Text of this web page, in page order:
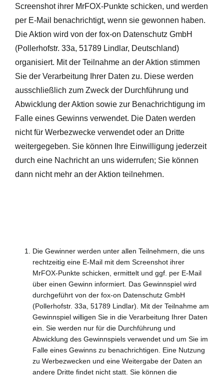
Screenshot ihrer MrFOX-Punkte schicken, und werden
per E-Mail benachrichtigt, wenn sie gewonnen haben.
Die Aktion wird von der fox-on Datenschutz GmbH
(Pollerhofstr. 33a, 51789 Lindlar, Deutschland)
organisiert. Mit der Teilnahme an der Aktion stimmen
Sie der Verarbeitung Ihrer Daten zu. Diese werden
ausschließlich zum Zweck der Durchführung und
Abwicklung der Aktion sowie zur Benachrichtigung im
Falle eines Gewinns verwendet. Die Daten werden
nicht für Werbezwecke verwendet oder an Dritte
weitergegeben. Sie können Ihre Einwilligung jederzeit
durch eine Nachricht an uns widerrufen; Sie können
dann nicht mehr an der Aktion teilnehmen.
Die Gewinner werden unter allen Teilnehmern, die uns
rechtzeitig eine E-Mail mit dem Screenshot ihrer
MrFOX-Punkte schicken, ermittelt und ggf. per E-Mail
über einen Gewinn informiert. Das Gewinnspiel wird
durchgeführt von der fox-on Datenschutz GmbH
(Pollerhofstr. 33a, 51789 Lindlar). Mit der Teilnahme am
Gewinnspiel willigen Sie in die Verarbeitung Ihrer Daten
ein. Sie werden nur für die Durchführung und
Abwicklung des Gewinnspiels verwendet und um Sie im
Falle eines Gewinns zu benachrichtigen. Eine Nutzung
zu Werbezwecken und eine Weitergabe der Daten an
andere Dritte findet nicht statt. Sie können die